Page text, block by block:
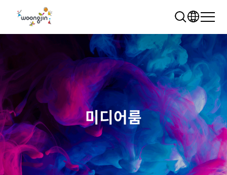
추천 검색어
WRMS WDMS SAP ERP
렌탈 모빌리티 클라우드
미디어룸